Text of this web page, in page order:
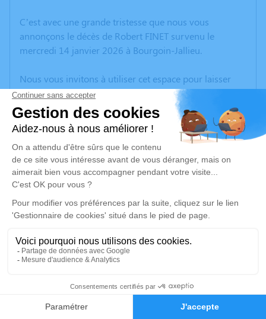
Faire-part Hommages
C’est avec une grande tristesse que nous vous
annonçons le décès de Robert FINET survenu le
mercredi 14 janvier 2026 à Bourgoin-Jallieu.
Nous vous invitons à utiliser cet espace pour laisser
vos condoléances, partager des photos souvenirs, une
anecdote ou exprimer vos pensées à travers des
poèmes ou des textes. Cet endroit est un lieu
d'expression dédié à honorer la mémoire de Robert
FINET.
Un service de plantation d’arbre hommage est
disponible ici.
Je rends hommage
Cérémonie
Eglise de VILLEMOIRIEU
38460 Villemoirieu